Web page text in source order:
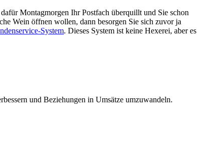
Montagmorgen Ihr Postfach überquillt und Sie schon
Wein öffnen wollen, dann besorgen Sie sich zuvor ja
System. Dieses System ist keine Hexerei, aber es
und Beziehungen in Umsätze umzuwandeln.